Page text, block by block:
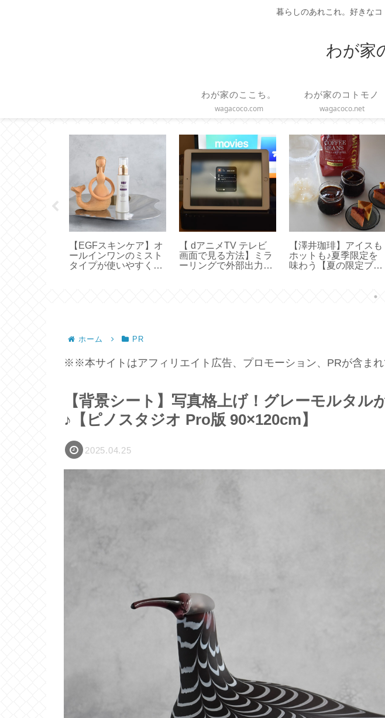
暮らしのあれこれ。好きなコ
わが家
わが家のここち。
wagacoco.com
わが家のコトモノ
wagacoco.net
【EGFスキンケア】オ
ールインワンのミスト
タイプが使いやすく続
【 dアニメTV テレビ
画面で見る方法】ミラ
ーリングで外部出力の
【澤井珈琲】アイスも
ホットも♪夏季限定を
味わう【夏の限定ブレ
ホーム PR
※※本サイトはアフィリエイト広告、プロモーション、PRが含ま
【背景シート】写真格上げ！グレーモルタル
♪【ピノスタジオ Pro版 90×120cm】
2025.04.25